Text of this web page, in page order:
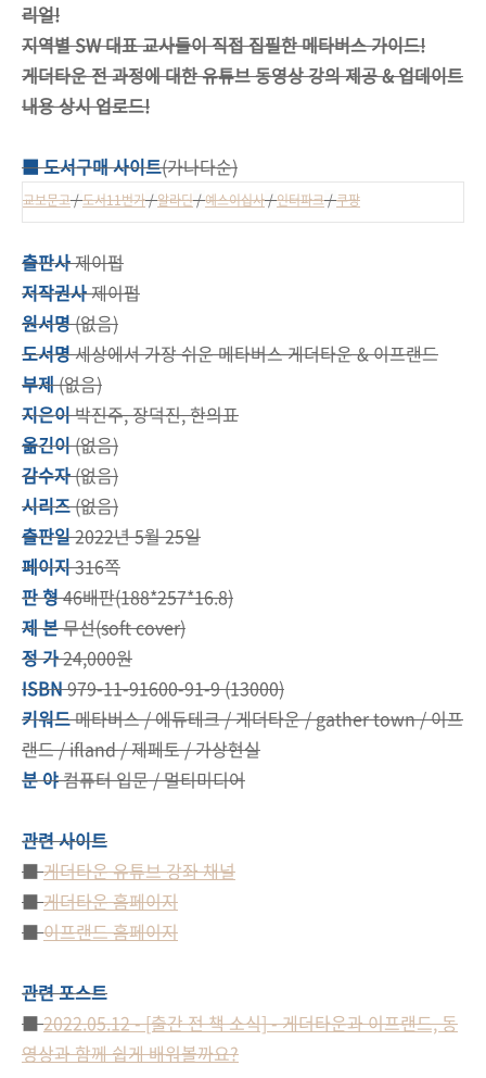
리얼!
지역별 SW 대표 교사들이 직접 집필한 메타버스 가이드!
게더타운 전 과정에 대한 유튜브 동영상 강의 제공 & 업데이트
내용 상시 업로드!
■ 도서구매 사이트(가나다순)
교보문고/도서11번가/알라딘/예스이십사/인터파크/쿠팡
출판사제이펍
저작권사제이펍
원서명(없음)
도서명세상에서 가장 쉬운 메타버스 게더타운 & 이프랜드
부제(없음)
지은이박진주, 장덕진, 한의표
옮긴이(없음)
감수자(없음)
시리즈(없음)
출판일2022년 5월 25일
페이지316쪽
판 형46배판(188*257*16.8)
제 본무선(soft cover)
정 가24,000원
ISBN979-11-91600-91-9 (13000)
키워드메타버스 / 에듀테크 / 게더타운 / gather town / 이프
랜드 / ifland / 제페토 / 가상현실
분 야컴퓨터 입문 / 멀티미디어
관련 사이트
■게더타운 유튜브 강좌 채널
■게더타운 홈페이지
■이프랜드 홈페이지
관련 포스트
■2022.05.12 - [출간 전 책 소식] - 게더타운과 이프랜드, 동
영상과 함께 쉽게 배워볼까요?